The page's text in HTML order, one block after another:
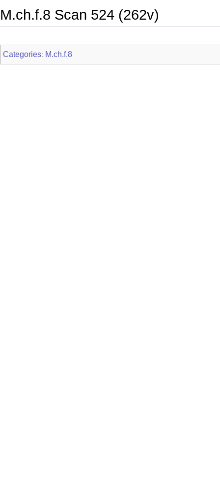
M.ch.f.8 Scan 524 (262v)
Categories: M.ch.f.8